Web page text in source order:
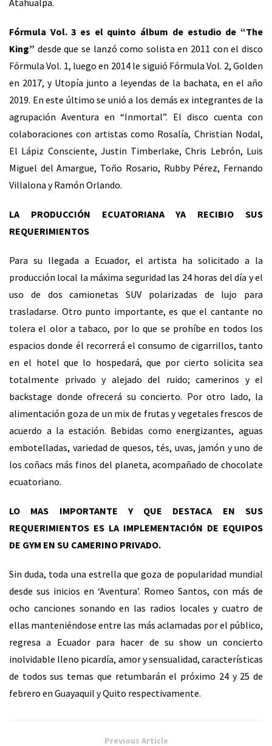
Atahualpa.
Fórmula Vol. 3 es el quinto álbum de estudio de “The
King” desde que se lanzó como solista en 2011 con el disco
Fórmula Vol. 1, luego en 2014 le siguió Fórmula Vol. 2, Golden
en 2017, y Utopía junto a leyendas de la bachata, en el año
2019. En este último se unió a los demás ex integrantes de la
agrupación Aventura en “Inmortal”. El disco cuenta con
colaboraciones con artistas como Rosalía, Christian Nodal,
El Lápiz Consciente, Justin Timberlake, Chris Lebrón, Luis
Miguel del Amargue, Toño Rosario, Rubby Pérez, Fernando
Villalona y Ramón Orlando.
LA PRODUCCIÓN ECUATORIANA YA RECIBIO SUS
REQUERIMIENTOS
Para su llegada a Ecuador, el artista ha solicitado a la
producción local la máxima seguridad las 24 horas del día y el
uso de dos camionetas SUV polarizadas de lujo para
trasladarse. Otro punto importante, es que el cantante no
tolera el olor a tabaco, por lo que se prohíbe en todos los
espacios donde él recorrerá el consumo de cigarrillos, tanto
en el hotel que lo hospedará, que por cierto solicita sea
totalmente privado y alejado del ruido; camerinos y el
backstage donde ofrecerá su concierto. Por otro lado, la
alimentación goza de un mix de frutas y vegetales frescos de
acuerdo a la estación. Bebidas como energizantes, aguas
embotelladas, variedad de quesos, tés, uvas, jamón y uno de
los coñacs más finos del planeta, acompañado de chocolate
ecuatoriano.
LO MAS IMPORTANTE Y QUE DESTACA EN SUS
REQUERIMIENTOS ES LA IMPLEMENTACIÓN DE EQUIPOS
DE GYM EN SU CAMERINO PRIVADO.
Sin duda, toda una estrella que goza de popularidad mundial
desde sus inicios en ‘Aventura’. Romeo Santos, con más de
ocho canciones sonando en las radios locales y cuatro de
ellas manteniéndose entre las más aclamadas por el público,
regresa a Ecuador para hacer de su show un concierto
inolvidable lleno picardía, amor y sensualidad, características
de todos sus temas que retumbarán el próximo 24 y 25 de
febrero en Guayaquil y Quito respectivamente.
Previous Article